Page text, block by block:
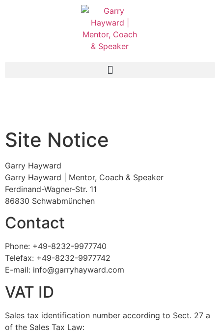
Site Notice
Garry Hayward
Garry Hayward | Mentor, Coach & Speaker
Ferdinand-Wagner-Str. 11
86830 Schwabmünchen
Contact
Phone: +49-8232-9977740
Telefax: +49-8232-9977742
E-mail: info@garryhayward.com
VAT ID
Sales tax identification number according to Sect. 27 a
of the Sales Tax Law: